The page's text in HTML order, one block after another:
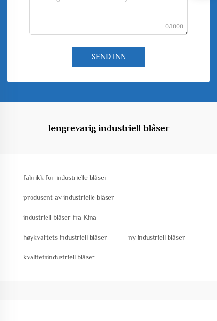
0/1000
SEND INN
lengrevarig industriell blåser
fabrikk for industrielle blåser
produsent av industrielle blåser
industriell blåser fra Kina
høykvalitets industriell blåser ny industriell blåser
kvalitetsindustriell blåser